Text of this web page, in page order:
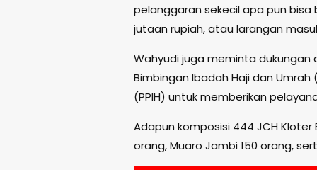
pelanggaran sekecil apa pun
jutaan rupiah, atau larangan
Wahyudi juga meminta dukungan
Bimbingan Ibadah Haji dan Umrah
(PPIH) untuk memberikan
Adapun komposisi 444 JCH Kloter
orang, Muaro Jambi 150 orang,